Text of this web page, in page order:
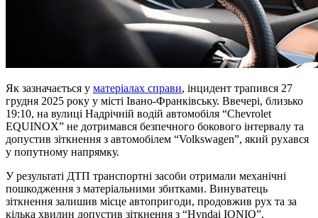
Як зазначається у матеріалах справи, інцидент трапився 27
грудня 2025 року у місті Івано-Франківську. Ввечері, близько
19:10, на вулиці Надрічній водій автомобіля “Chevrolet
EQUINOX” не дотримався безпечного бокового інтервалу та
допустив зіткнення з автомобілем “Volkswagen”, який рухався
у попутному напрямку.
У результаті ДТП транспортні засоби отримали механічні
пошкодження з матеріальними збитками. Винуватець
зіткнення залишив місце автопригоди, продовжив рух та за
кілька хвилин допустив зіткнення з “Hyndai IONIQ”.